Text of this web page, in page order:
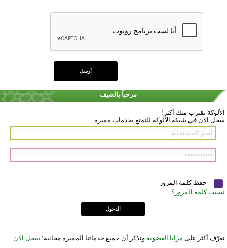
مرحباً بالضيف
الألوكة تقترب منك أكثر!
سجل الآن في شبكة الألوكة للتمتع بخدمات مميزة.
حفظ كلمة المرور
نسيت كلمة المرور؟
تعرّف أكثر على مزايا العضوية وتذكر أن جميع خدماتنا المميزة مجانية! سجل الآن